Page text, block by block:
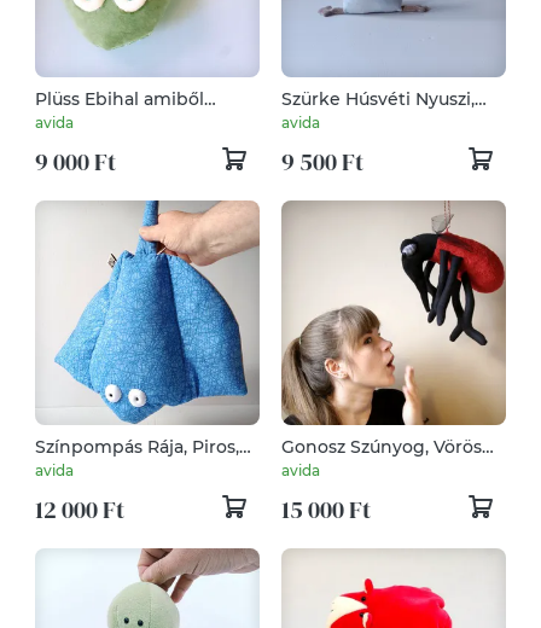
Plüss Ebihal amiből
sohasem lesz Béka
avida
9 000 Ft
Szürke Húsvéti Nyuszi,
Puha Plüss Muma
avida
9 500 Ft
Színpompás Rája, Piros,
Kék vagy Zöld Porcoshal
avida
12 000 Ft
Gonosz Szúnyog, Vörös
Vérszívó Moszkító
avida
15 000 Ft